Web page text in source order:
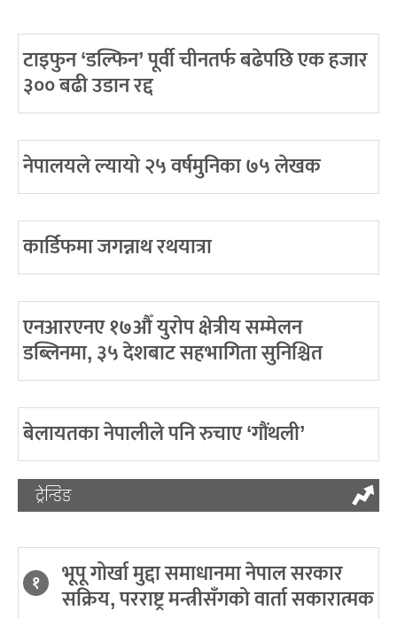
टाइफुन ‘डल्फिन’ पूर्वी चीनतर्फ बढेपछि एक हजार
३०० बढी उडान रद्द
नेपालयले ल्यायो २५ वर्षमुनिका ७५ लेखक
कार्डिफमा जगन्नाथ रथयात्रा
एनआरएनए १७औँ युरोप क्षेत्रीय सम्मेलन
डब्लिनमा, ३५ देशबाट सहभागिता सुनिश्चित
बेलायतका नेपालीले पनि रुचाए ‘गौंथली’
ट्रेन्डिङ
१ भूपू गोर्खा मुद्दा समाधानमा नेपाल सरकार
सक्रिय, परराष्ट्र मन्त्रीसँगको वार्ता सकारात्मक